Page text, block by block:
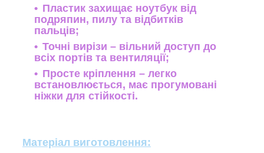
Пластик захищає ноутбук від
подряпин, пилу та відбитків
пальців;
Точні вирізи – вільний доступ до
всіх портів та вентиляції;
Просте кріплення – легко
встановлюється, має прогумовані
ніжки для стійкості.
Матеріал виготовлення: